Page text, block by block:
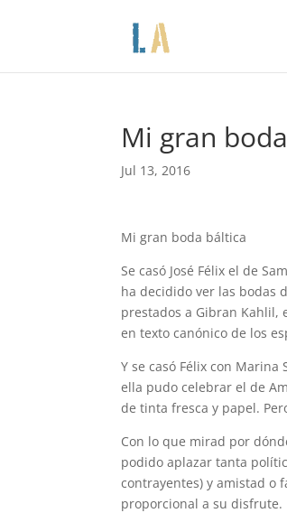
Mi gran
Jul 13, 2016
Mi gran boda báltica
Se casó José Félix el de
ha decidido ver las bodas
prestados a Gibran Kahlil,
en texto canónico de los
Y se casó Félix con
ella pudo celebrar el de
de tinta fresca y papel.
Con lo que mirad por
podido aplazar tanta
contrayentes) y amistad o
proporcional a su disfrute.